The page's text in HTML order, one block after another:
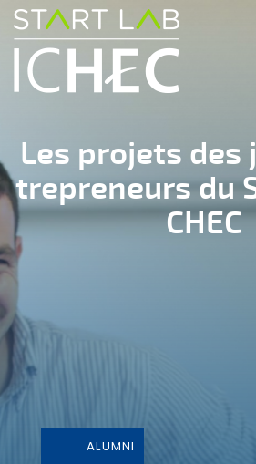
Aller au contenu principal
Les projets des
trepreneurs du
CHEC
ALUMNI